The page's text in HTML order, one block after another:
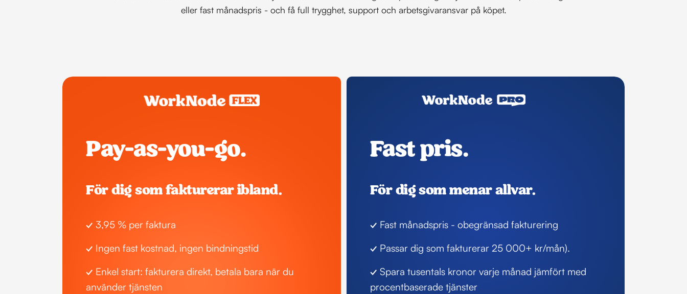
eller fast månadspris - och få full trygghet, support och arbetsgivaransvar på köpet.
Pay-as-you-go.
För dig som fakturerar ibland.
✓ 3,95 % per faktura
✓ Ingen fast kostnad, ingen bindningstid
✓ Enkel start: fakturera direkt, betala bara när du
använder tjänsten
Fast pris.
För dig som menar allvar.
✓ Fast månadspris - obegränsad fakturering
✓ Passar dig som fakturerar 25 000+ kr/mån).
✓ Spara tusentals kronor varje månad jämfört med
procentbaserade tjänster